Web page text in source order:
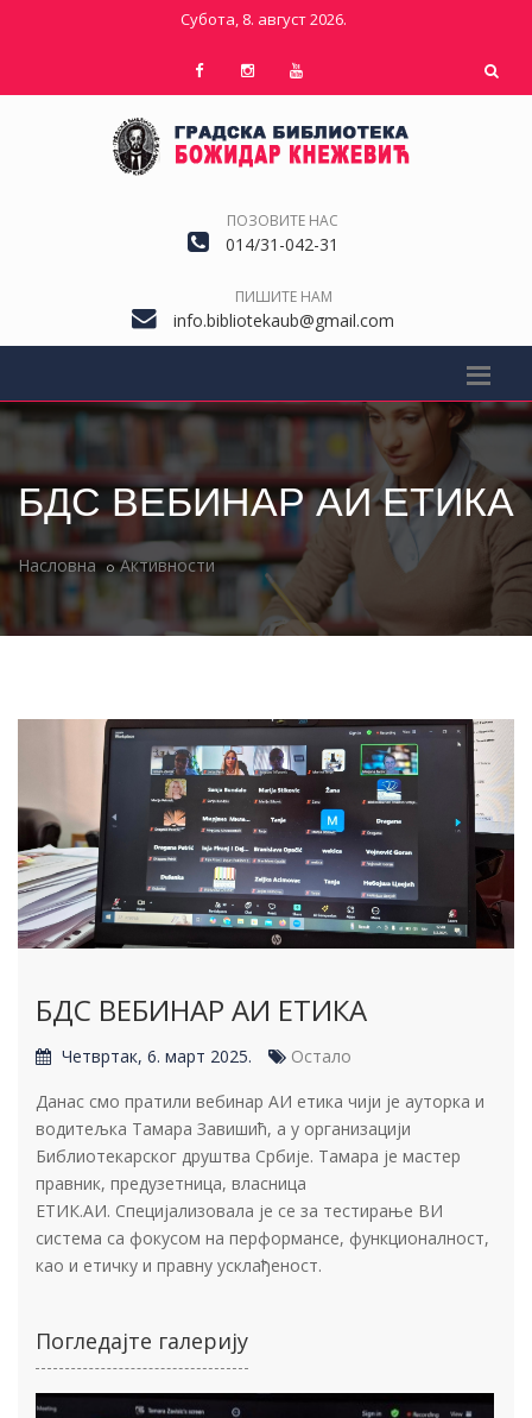
Субота, 8. август 2026.
ПОЗОВИТЕ НАС
014/31-042-31
ПИШИТЕ НАМ
info.bibliotekaub@gmail.com
БДС ВЕБИНАР АИ ЕТИКА
Насловна Активности
БДС ВЕБИНАР АИ ЕТИКА
Четвртак, 6. март 2025.
Остало
Данас смо пратили вебинар АИ етика чији је ауторка и
водитељка Тамара Завишић, а у организацији
Библиотекарског друштва Србије. Тамара је мастер
правник, предузетница, власница
ЕТИК.АИ. Специјализовала је се за тестирање ВИ
система са фокусом на перформансе, функционалност,
као и етичку и правну усклађеност.
Погледајте галерију